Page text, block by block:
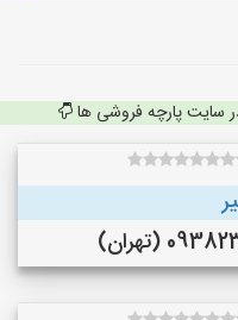
سایت پارچه فروشی ها
(تهران)